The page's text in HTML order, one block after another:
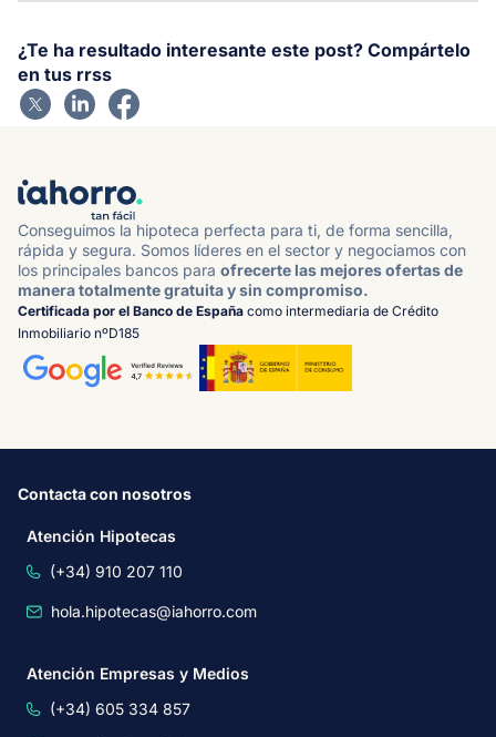
¿Te ha resultado interesante este post? Compártelo
en tus rrss
Conseguimos la hipoteca perfecta para ti, de forma sencilla,
rápida y segura. Somos líderes en el sector y negociamos con
los principales bancos para ofrecerte las mejores ofertas de
manera totalmente gratuita y sin compromiso.
Certificada por el Banco de España como intermediaria de Crédito
Inmobiliario nºD185
Contacta con nosotros
Atención Hipotecas
(+34) 910 207 110
hola.hipotecas@iahorro.com
Atención Empresas y Medios
(+34) 605 334 857